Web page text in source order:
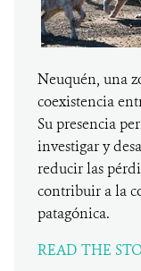
Neuquén, una
coexistencia
Su presencia
investigar y
reducir las
contribuir a la
patagónica.
READ THE